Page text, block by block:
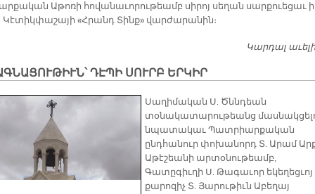
Աթոռի հովանաւորութեամբ սիրոյ սեղան սարքուեցաւ ի
«Հրանդ Տինք» վարժարանին։
Կարդալ
ԴԷՊԻ ՍՈՒՐԲ ԵՐԿԻՐ
Սաղիմական Ս. Ծննդեան
տօնակատարութեանց
նպատակաւ Պատրիարքական
ընդհանուր փոխանորդ Տ. Արամ
Աթէշեանի արտօնութեամբ,
Գատըգիւղի Ս. Թագաւոր եկեղեցւոյ
քարոզիչ Տ. Յարութիւն Աբեղայ